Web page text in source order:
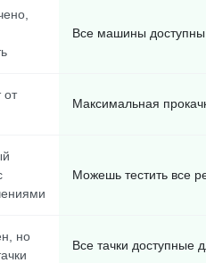
Все машины доступны
от
Максимальная
Можешь тестить все
но
Все тачки доступные